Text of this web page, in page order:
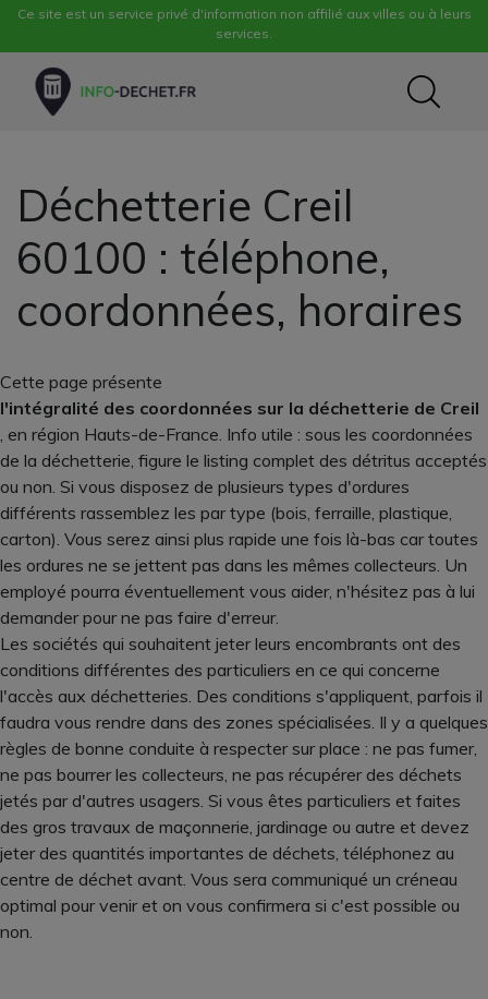
Ce site est un service privé d'information non affilié aux villes ou à leurs
services.
Déchetterie Creil
60100 : téléphone,
coordonnées, horaires
Cette page présente
l'intégralité des coordonnées sur la déchetterie de Creil
, en région Hauts-de-France. Info utile : sous les coordonnées
de la déchetterie, figure le listing complet des détritus acceptés
ou non. Si vous disposez de plusieurs types d'ordures
différents rassemblez les par type (bois, ferraille, plastique,
carton). Vous serez ainsi plus rapide une fois là-bas car toutes
les ordures ne se jettent pas dans les mêmes collecteurs. Un
employé pourra éventuellement vous aider, n'hésitez pas à lui
demander pour ne pas faire d'erreur.
Les sociétés qui souhaitent jeter leurs encombrants ont des
conditions différentes des particuliers en ce qui concerne
l'accès aux déchetteries. Des conditions s'appliquent, parfois il
faudra vous rendre dans des zones spécialisées. Il y a quelques
règles de bonne conduite à respecter sur place : ne pas fumer,
ne pas bourrer les collecteurs, ne pas récupérer des déchets
jetés par d'autres usagers. Si vous êtes particuliers et faites
des gros travaux de maçonnerie, jardinage ou autre et devez
jeter des quantités importantes de déchets, téléphonez au
centre de déchet avant. Vous sera communiqué un créneau
optimal pour venir et on vous confirmera si c'est possible ou
non.